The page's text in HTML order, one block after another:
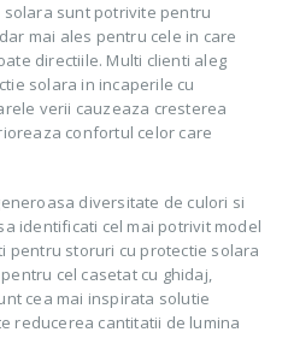
sunt potrivite pentru
mai ales pentru cele in care
directiile. Multi clienti aleg
solara in incaperile cu
verii cauzeaza cresterea
confortul celor care
diversitate de culori si
identificati cel mai potrivit model
pentru storuri cu protectie solara
cel casetat cu ghidaj,
cea mai inspirata solutie
reducerea cantitatii de lumina